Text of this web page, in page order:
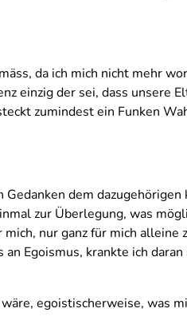
da ich mich nicht mehr
einzig der sei, dass unsere
zumindest ein Funken
dem dazugehörigen
zur Überlegung, was
nur ganz für mich alleine
Egoismus, krankte ich
egoistischerweise, was